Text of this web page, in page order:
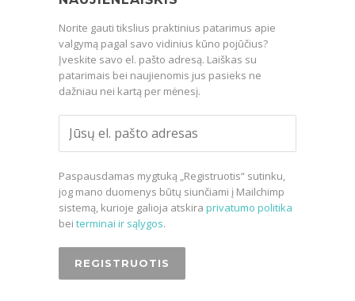
Norite gauti tikslius praktinius patarimus apie
valgymą pagal savo vidinius kūno pojūčius?
Įveskite savo el. pašto adresą. Laiškas su
patarimais bei naujienomis jus pasieks ne
dažniau nei kartą per mėnesį.
Paspausdamas mygtuką „Registruotis“ sutinku,
jog mano duomenys būtų siunčiami į Mailchimp
sistemą, kurioje galioja atskira privatumo politika
bei terminai ir sąlygos.